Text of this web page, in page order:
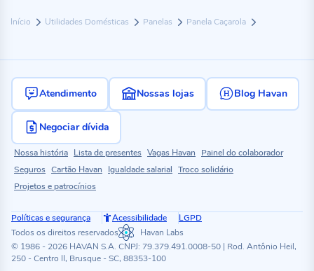
Início Utilidades Domésticas Panelas Panela Caçarola
Atendimento Nossas lojas Blog Havan
Negociar dívida
Nossa história Lista de presentes Vagas Havan
Painel do colaborador
Seguros Cartão Havan Igualdade salarial Troco solidário
Projetos e patrocínios
Políticas e segurança Acessibilidade
LGPD
Todos os direitos reservados
Havan Labs
© 1986 - 2026 HAVAN S.A. CNPJ: 79.379.491.0008-50 | Rod. Antônio Heil,
250 - Centro II, Brusque - SC, 88353-100